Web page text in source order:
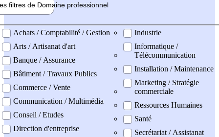
filtres de Domaine professionnel
professionel
Achats / Comptabilité / Gestion
Arts / Artisanat d'art
Banque / Assurance
Bâtiment / Travaux Publics
Commerce / Vente
Communication / Multimédia
Conseil / Etudes
Direction d'entreprise
Industrie
Informatique /
Télécommunication
Installation / Maintenance
Marketing / Stratégie
commerciale
Ressources Humaines
Santé
Secrétariat / Assistanat